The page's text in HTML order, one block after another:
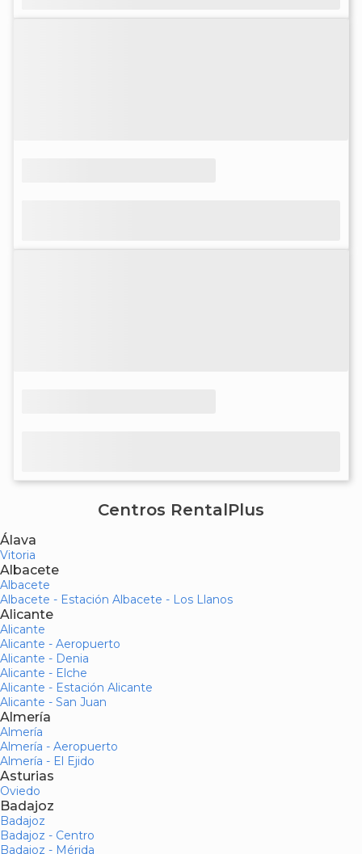
Centros RentalPlus
Álava
Vitoria
Albacete
Albacete
Albacete - Estación Albacete - Los Llanos
Alicante
Alicante
Alicante - Aeropuerto
Alicante - Denia
Alicante - Elche
Alicante - Estación Alicante
Alicante - San Juan
Almería
Almería
Almería - Aeropuerto
Almería - El Ejido
Asturias
Oviedo
Badajoz
Badajoz
Badajoz - Centro
Badajoz - Mérida